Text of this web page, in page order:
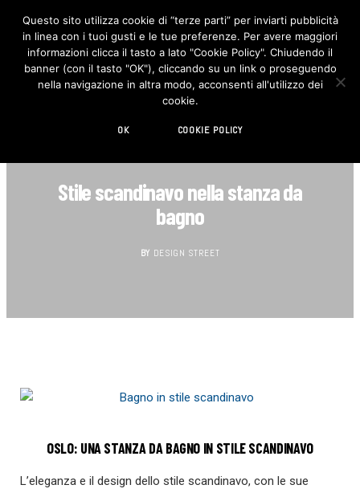
F
c
e
b
o
I
n
s
t
Stile scandinavo nella stanza da
bagno
BY DESIGN STREET
OSLO: UNA STANZA DA BAGNO IN STILE SCANDINAVO
L’eleganza e il design dello stile scandinavo, con le sue
Questo sito utilizza cookie di “terze parti” per inviarti pubblicità
in linea con i tuoi gusti e le tue preferenze. Per avere maggiori
informazioni clicca il tasto a lato "Cookie Policy". Chiudendo il
banner (con il tasto "OK"), cliccando su un link o proseguendo
nella navigazione in altra modo, acconsenti all'utilizzo dei
cookie.
OK COOKIE POLICY